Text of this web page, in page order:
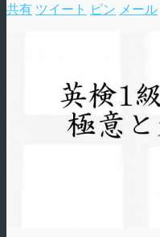
共有 ツイート ピン メール